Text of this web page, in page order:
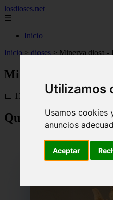
Utilizamos
Usamos cookies
anuncios
Aceptar
losdioses.net
☰
Inicio
Inicio > dioses > Minerva diosa -
Minerva diosa -
📅 13/04/2025
Quien fue Minerva